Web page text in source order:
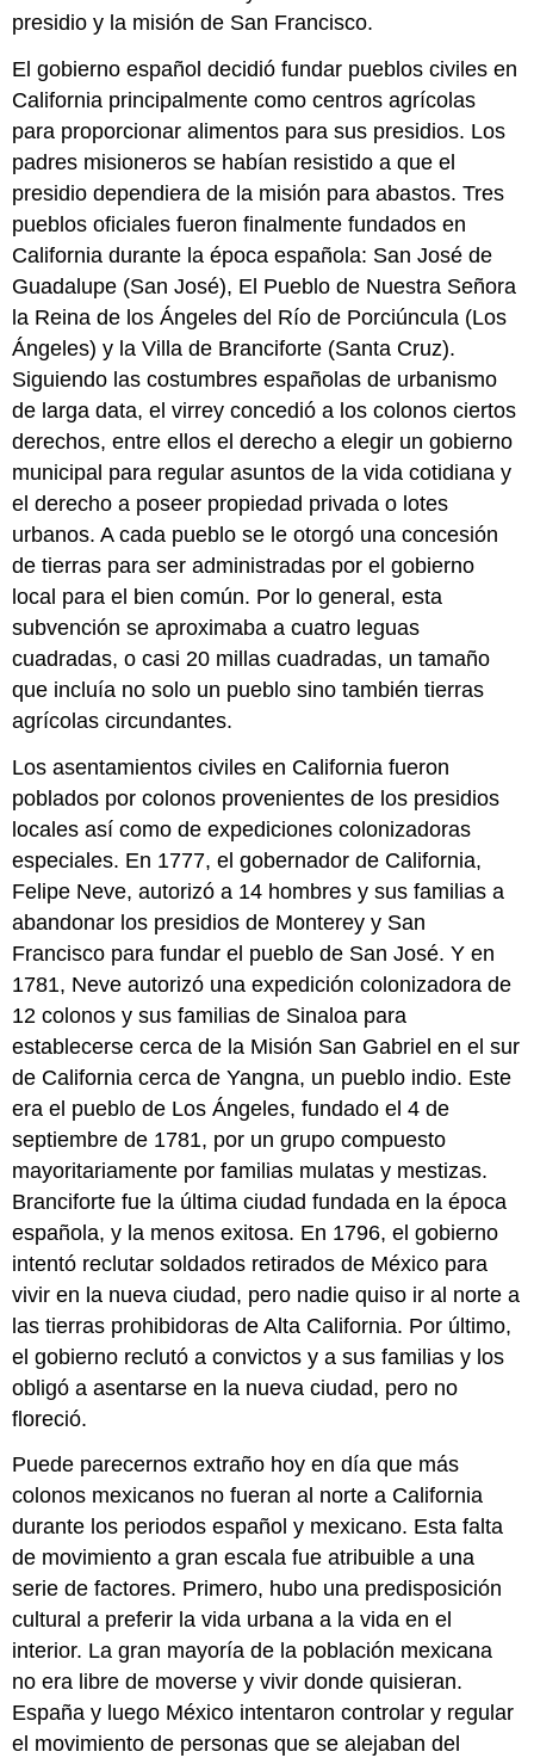
presidio y la misión de San Francisco.
El gobierno español decidió fundar pueblos civiles en
California principalmente como centros agrícolas
para proporcionar alimentos para sus presidios. Los
padres misioneros se habían resistido a que el
presidio dependiera de la misión para abastos. Tres
pueblos oficiales fueron finalmente fundados en
California durante la época española: San José de
Guadalupe (San José), El Pueblo de Nuestra Señora
la Reina de los Ángeles del Río de Porciúncula (Los
Ángeles) y la Villa de Branciforte (Santa Cruz).
Siguiendo las costumbres españolas de urbanismo
de larga data, el virrey concedió a los colonos ciertos
derechos, entre ellos el derecho a elegir un gobierno
municipal para regular asuntos de la vida cotidiana y
el derecho a poseer propiedad privada o lotes
urbanos. A cada pueblo se le otorgó una concesión
de tierras para ser administradas por el gobierno
local para el bien común. Por lo general, esta
subvención se aproximaba a cuatro leguas
cuadradas, o casi 20 millas cuadradas, un tamaño
que incluía no solo un pueblo sino también tierras
agrícolas circundantes.
Los asentamientos civiles en California fueron
poblados por colonos provenientes de los presidios
locales así como de expediciones colonizadoras
especiales. En 1777, el gobernador de California,
Felipe Neve, autorizó a 14 hombres y sus familias a
abandonar los presidios de Monterey y San
Francisco para fundar el pueblo de San José. Y en
1781, Neve autorizó una expedición colonizadora de
12 colonos y sus familias de Sinaloa para
establecerse cerca de la Misión San Gabriel en el sur
de California cerca de Yangna, un pueblo indio. Este
era el pueblo de Los Ángeles, fundado el 4 de
septiembre de 1781, por un grupo compuesto
mayoritariamente por familias mulatas y mestizas.
Branciforte fue la última ciudad fundada en la época
española, y la menos exitosa. En 1796, el gobierno
intentó reclutar soldados retirados de México para
vivir en la nueva ciudad, pero nadie quiso ir al norte a
las tierras prohibidoras de Alta California. Por último,
el gobierno reclutó a convictos y a sus familias y los
obligó a asentarse en la nueva ciudad, pero no
floreció.
Puede parecernos extraño hoy en día que más
colonos mexicanos no fueran al norte a California
durante los periodos español y mexicano. Esta falta
de movimiento a gran escala fue atribuible a una
serie de factores. Primero, hubo una predisposición
cultural a preferir la vida urbana a la vida en el
interior. La gran mayoría de la población mexicana
no era libre de moverse y vivir donde quisieran.
España y luego México intentaron controlar y regular
el movimiento de personas que se alejaban del